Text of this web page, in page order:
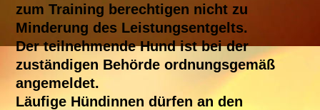
zum Training berechtigen nicht zu
Minderung des Leistungsentgelts.
Der teilnehmende Hund ist bei der
zuständigen Behörde ordnungsgemäß
angemeldet.
Läufige Hündinnen dürfen an den